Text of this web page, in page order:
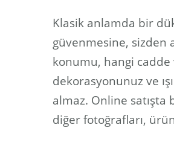
Klasik anlamda bir
güvenmesine, sizden
konumu, hangi
dekorasyonunuz ve
almaz. Online satışta
diğer fotoğrafları,